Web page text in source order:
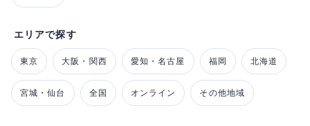
エリアで探す
東京 大阪・関西 愛知・名古屋 福岡 北海道
宮城・仙台 全国 オンライン その他地域